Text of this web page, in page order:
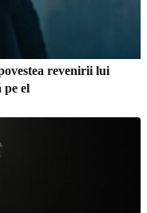
revenirii lui
pe el